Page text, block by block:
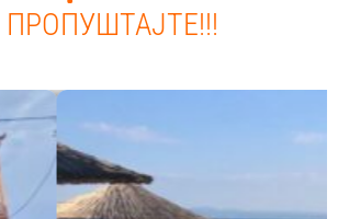
ПРОПУШТАЈТЕ!!!